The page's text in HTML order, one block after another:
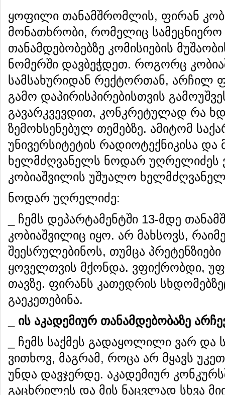
ყოფილი თანამშრომლის, ფირან
მონათხრობი, რომელიც სამეცნიერო
თანამდებობებზე კომისიების
ნომერში დავბეჭდეთ. როგორც
სამსახურიდან რექტორთან, არჩილ
გამო დაპირისპირებისთვის
გავარკვევდით, კონკრეტულად რა
ზემოხსენებულ თემებზე. ამიტომ
უნივერსიტეტის რადიოტექნიკისა და
ხელმძღვანელს ნოდარ უღრელიძეს
კობიაშვილის უშუალო
ნოდარ უღრელიძე:
_ ჩემს დეპარტამენტში 13-მდე
კობიაშვილიც იყო. არ მახსოვს,
შეესრულებინოს, თუმცა პრეტენზიები
ყოველთვის მქონდა. ვფიქრობდი,
თავზე. ფირანს კათედრის
გაეკეთებინა.
ის აკადემიურ თანამდებობაზე
_ ჩემს საქმეს გადაყოლილი ვარ და
ვითხოვ, მაგრამ, როცა არ მყავს
უნდა დავჯერდე. აკადემიურ
გაცხრილეს და მის ნაცვლად სხვა